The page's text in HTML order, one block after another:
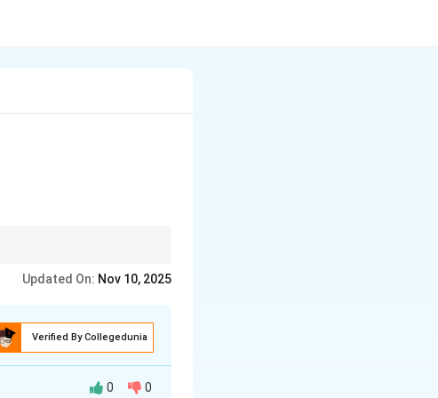
Updated On: Nov 10, 2025
Verified By Collegedunia
0 0